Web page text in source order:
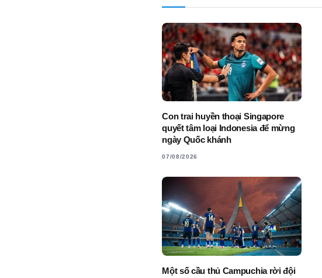
Con trai huyền thoại Singapore
quyết tâm loại Indonesia để mừng
ngày Quốc khánh
07/08/2026
Một số cầu thủ Campuchia rời đội